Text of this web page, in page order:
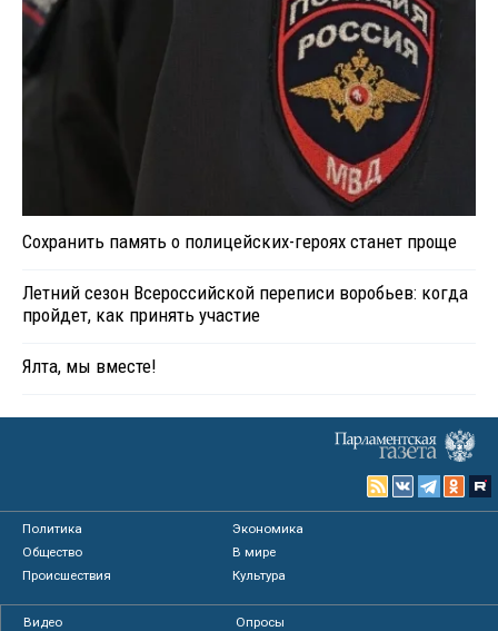
Сохранить память о полицейских-героях станет проще
Летний сезон Всероссийской переписи воробьев: когда
пройдет, как принять участие
Ялта, мы вместе!
Политика
Экономика
Общество
В мире
Происшествия
Культура
Видео
Опросы